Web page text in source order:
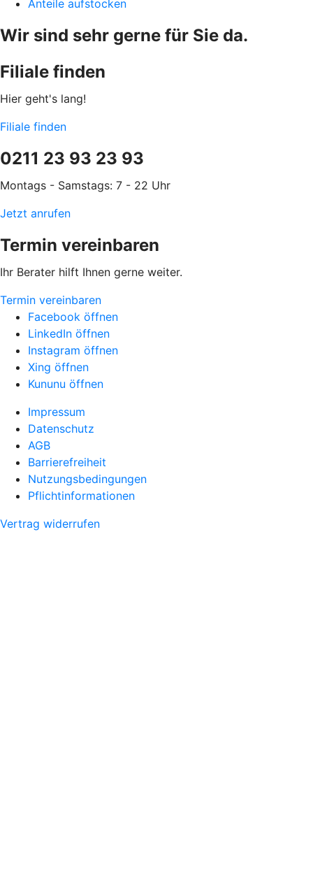
Anteile aufstocken
Wir sind sehr gerne für Sie da.
Filiale finden
Hier geht's lang!
Filiale finden
0211 23 93 23 93
Montags - Samstags: 7 - 22 Uhr
Jetzt anrufen
Termin vereinbaren
Ihr Berater hilft Ihnen gerne weiter.
Termin vereinbaren
Facebook öffnen
LinkedIn öffnen
Instagram öffnen
Xing öffnen
Kununu öffnen
Impressum
Datenschutz
AGB
Barrierefreiheit
Nutzungsbedingungen
Pflichtinformationen
Vertrag widerrufen